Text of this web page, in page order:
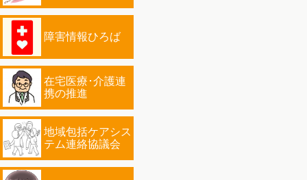
障害情報ひろば
在宅医療･介護連
携の推進
地域包括ケアシス
テム連絡協議会